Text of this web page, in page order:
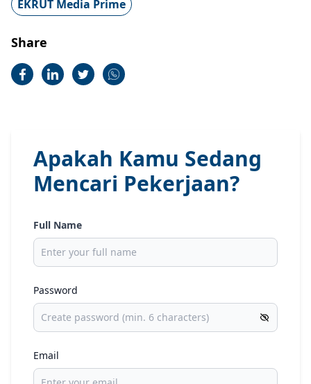
EKRUT Media Prime
Share
Apakah Kamu Sedang
Mencari Pekerjaan?
Full Name
Password
Email